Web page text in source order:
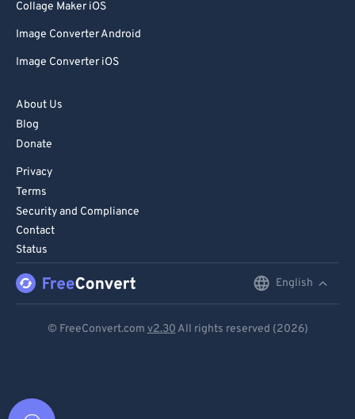
Collage Maker iOS
Image Converter Android
Image Converter iOS
About Us
Blog
Donate
Privacy
Terms
Security and Compliance
Contact
Status
English
© FreeConvert.com v2.30 All rights reserved (2026)